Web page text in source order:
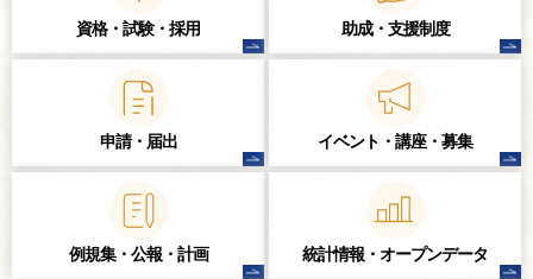
資格・試験・ 採用 助成・支援制度
申請・届出 イベント・講座・ 募集
例規集・公報・計画 統計情報・ オープンデータ